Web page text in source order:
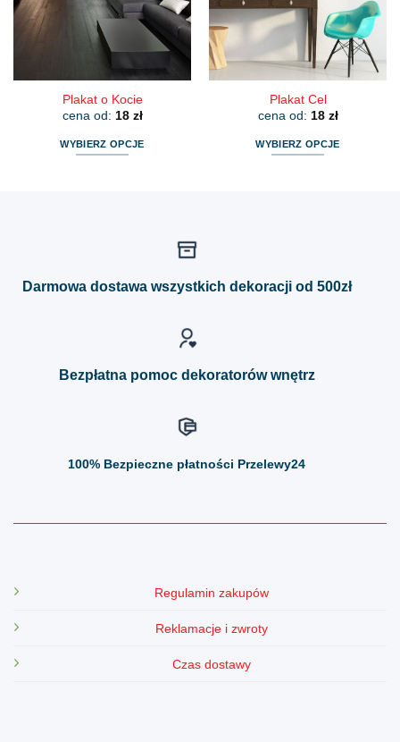
wybrać
na
stronie
wybrać
na
stronie
produktu
Plakat o Kocie
cena od: 18 zł
WYBIERZ OPCJE
Plakat Cel
cena od: 18 zł
WYBIERZ OPCJE
można
Darmowa dostawa wszystkich dekoracji od 500zł
Bezpłatna pomoc dekoratorów wnętrz
100% Bezpieczne płatności Przelewy24
Regulamin zakupów
Reklamacje i zwroty
Czas dostawy